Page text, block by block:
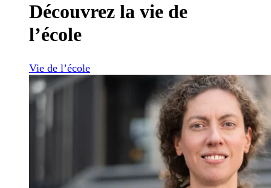
Découvrez la vie de
l’école
Vie de l’école